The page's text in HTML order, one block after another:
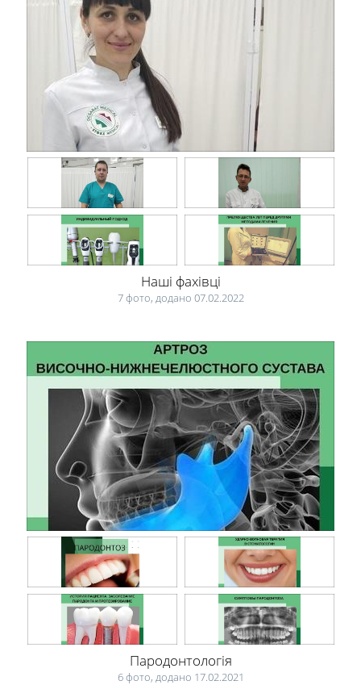
Наші фахівці
7 фото, додано 07.02.2022
Пародонтологія
6 фото, додано 17.02.2021